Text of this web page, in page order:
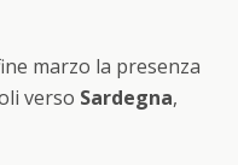
marzo la presenza
verso Sardegna,